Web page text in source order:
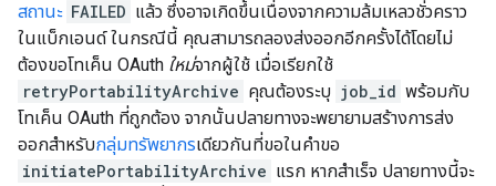
สถานะ FAILED แล้ว ซึ่งอาจเกิดขึ้นเนื่องจากความล้มเหลวชั่วคราว
ในแบ็กเอนด์ ในกรณีนี้ คุณสามารถลองส่งออกอีกครั้งได้โดยไม่
ต้องขอโทเค็น OAuth ใหม่จากผู้ใช้ เมื่อเรียกใช้
retryPortabilityArchive คุณต้องระบุ job_id พร้อมกับ
โทเค็น OAuth ที่ถูกต้อง จากนั้นปลายทางจะพยายามสร้างการส่ง
ออกสําหรับกลุ่มทรัพยากรเดียวกันที่ขอในคําขอ
initiatePortabilityArchive แรก หากสำเร็จ ปลายทางนี้จะ